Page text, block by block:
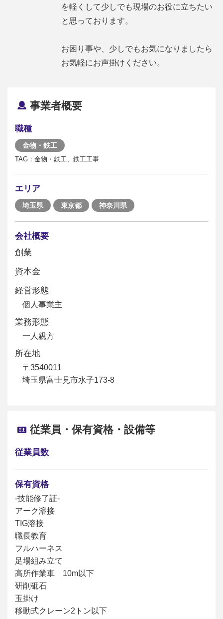
を軽くして少しでも現場のお役に立ちたい
と思っております。
お困り事や、少しでもお気になりましたら
お気軽にお声掛けください。
事業者概要
職種
金物・鉄工
TAG：金物・鉄工、鉄工工事
エリア
埼玉県 東京都 神奈川県
会社概要
創業
資本金
経営形態
個人事業主
業務形態
一人親方
所在地
〒3540011
埼玉県富士見市水子173-8
従業員・保有資格・設備等
従業員数
保有資格
-技能修了証-
アーク溶接
TIG溶接
職長教育
フルハーネス
足場組み立て
高所作業車 10m以下
研削砥石
玉掛け
移動式クレーン2トン以下